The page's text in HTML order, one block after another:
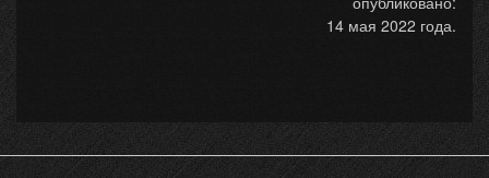
14 мая 2022 года.